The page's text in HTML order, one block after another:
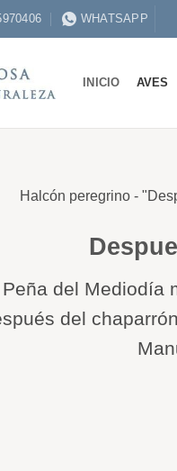
WHATSAPP
INICIO AVES
del Mediodía
del